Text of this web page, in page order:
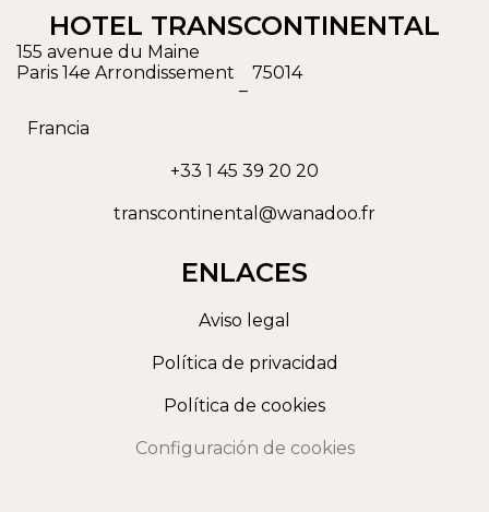
HOTEL TRANSCONTINENTAL
155 avenue du Maine
Paris 14e Arrondissement
–
75014
Francia
+33 1 45 39 20 20
transcontinental@wanadoo.fr
ENLACES
Aviso legal
Política de privacidad
Política de cookies
Configuración de cookies